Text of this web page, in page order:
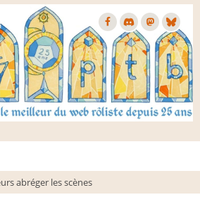
abréger les scènes